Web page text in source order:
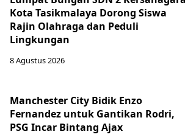
Kota Tasikmalaya Dorong Siswa
Rajin Olahraga dan Peduli
Lingkungan
8 Agustus 2026
Manchester City Bidik Enzo
Fernandez untuk Gantikan Rodri,
PSG Incar Bintang Ajax